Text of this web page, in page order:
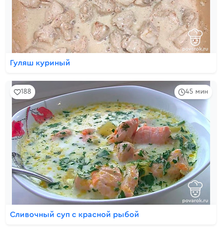
Гуляш куриный
45 мин
188
Сливочный суп с красной рыбой